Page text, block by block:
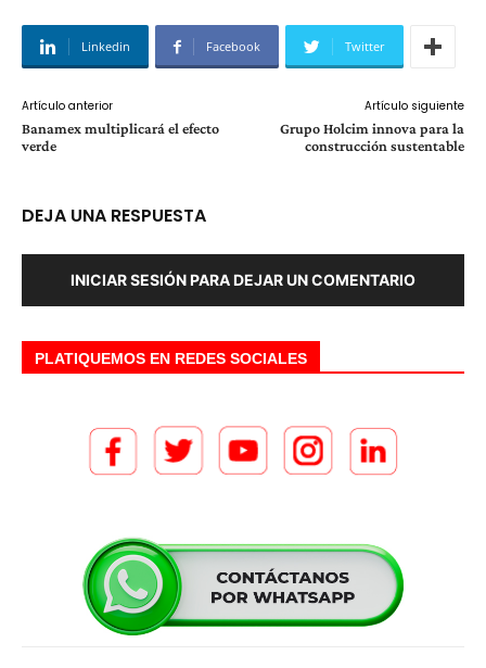
Linkedin Facebook Twitter
Artículo anterior
Banamex multiplicará el efecto
verde
Artículo siguiente
Grupo Holcim innova para la
construcción sustentable
DEJA UNA RESPUESTA
INICIAR SESIÓN PARA DEJAR UN COMENTARIO
PLATIQUEMOS EN REDES SOCIALES